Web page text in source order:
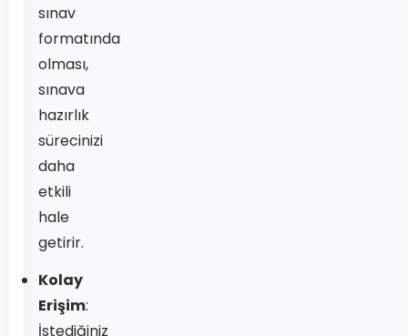
sınav
formatında
olması,
sınava
hazırlık
sürecinizi
daha
etkili
hale
getirir.
Kolay
Erişim:
İstediğiniz